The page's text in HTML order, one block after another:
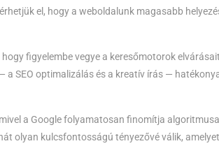
el, hogy a weboldalunk magasabb
figyelembe vegye a keresőmotorok
SEO optimalizálás és a kreatív írás —
a Google folyamatosan finomítja
olyan kulcsfontosságú tényezővé válik,